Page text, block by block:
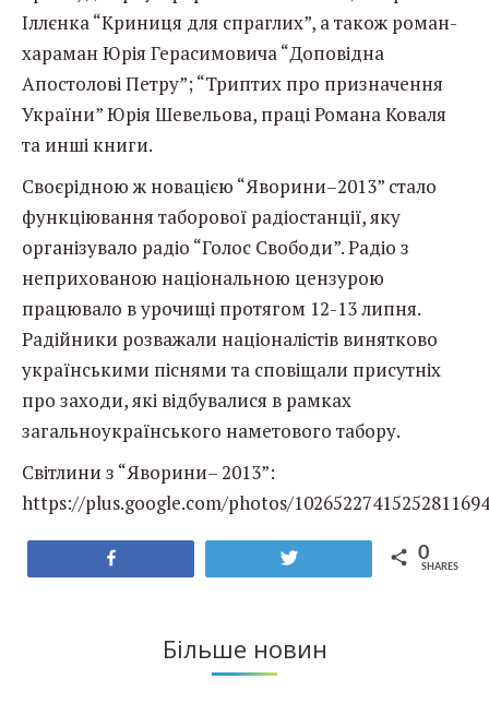
Іллєнка “Криниця для спраглих”, а також роман-
хараман Юрія Герасимовича “Доповідна
Апостолові Петру”; “Триптих про призначення
України” Юрія Шевельова, праці Романа Коваля
та инші книги.
Своєрідною ж новацією “Яворини–2013” стало
функціювання таборової радіостанції, яку
організувало радіо “Голос Свободи”. Радіо з
неприхованою національною цензурою
працювало в урочищі протягом 12-13 липня.
Радійники розважали націоналістів винятково
українськими піснями та сповіщали присутніх
про заходи, які відбувалися в рамках
загальноукраїнського наметового табору.
Світлини з “Яворини– 2013”:
https://plus.google.com/photos/
0
SHARES
Більше новин